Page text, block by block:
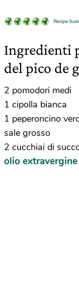
Ingredienti
del pico de
2 pomodori medi
1 cipolla bianca
1 peperoncino
sale grosso
2 cucchiai di
olio extravergine